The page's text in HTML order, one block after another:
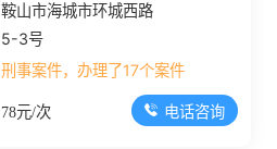
鞍山市海城市环城西路
5-3号
刑事案件，办理了17个案件
元/次 电话咨询